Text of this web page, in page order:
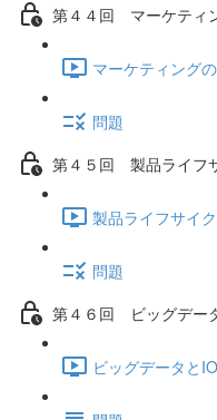
第４４回 マーケテ
マーケティング
問題
第４５回 製品ライフ
製品ライフサイ
問題
第４６回 ビッグデー
ビッグデータと